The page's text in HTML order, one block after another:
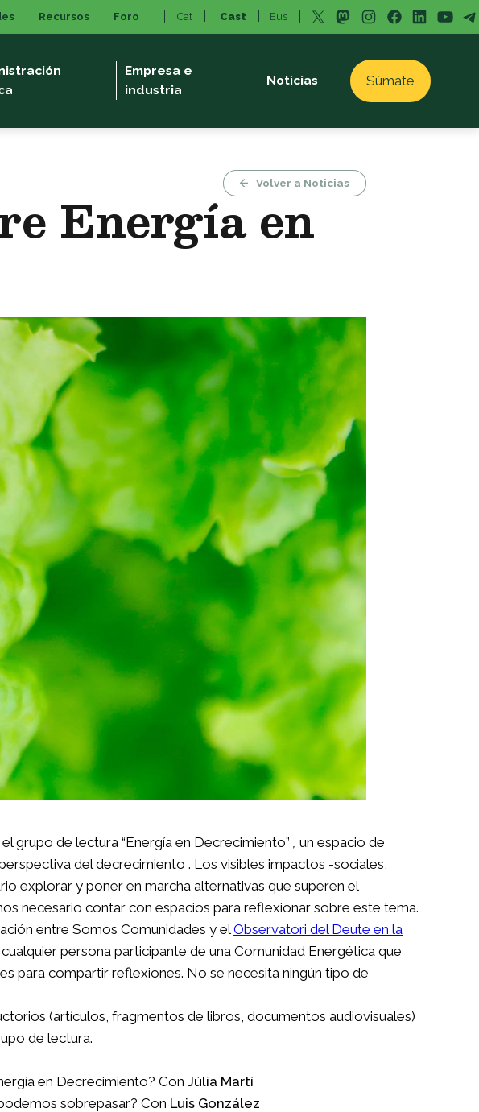
Recursos Foro Cat Cast Eus X Mastodon
Instagram
Facebook
Empresa e
industria
Noticias Súmate
Volver a Noticias
Energía en
grupo de lectura “Energía en Decrecimiento”
un espacio de
del decrecimiento . Los visibles impactos -sociales,
explorar y poner en marcha alternativas que superen el
necesario contar con espacios para reflexionar sobre este tema.
entre Somos Comunidades y elObservatori del Deute en la
persona participante de una Comunidad Energética que
para compartir reflexiones. No se necesita ningún tipo de
(artículos, fragmentos de libros, documentos audiovisuales)
de lectura.
en Decrecimiento? Con Júlia Martí
sobrepasar? Con Luis González